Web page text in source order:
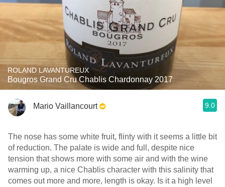
ROLAND LAVANTUREUX
Bougros Grand Cru Chablis Chardonnay 2017
Mario Vaillancourt 9.0
The nose has some white fruit, flinty with it seems a little bit
of reduction. The palate is wide and full, despite nice
tension that shows more with some air and with the wine
warming up, a nice Chablis character with this salinity that
comes out more and more, length is okay. Is it a high level